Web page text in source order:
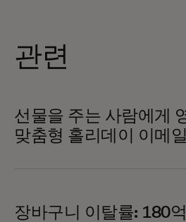
관련
선물을 주는 사람에게
맞춤형 홀리데이 이메
장바구니 이탈률: 180